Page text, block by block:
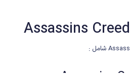
Assassins
Assassins